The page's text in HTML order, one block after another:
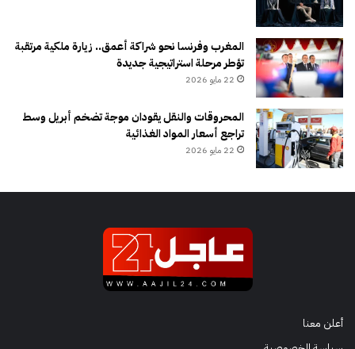
المغرب وفرنسا نحو شراكة أعمق.. زيارة ملكية مرتقبة
تؤطر مرحلة استراتيجية جديدة
22 مايو 2026
المحروقات والنقل يقودان موجة تضخم أبريل وسط
تراجع أسعار المواد الغذائية
22 مايو 2026
أعلن معنا